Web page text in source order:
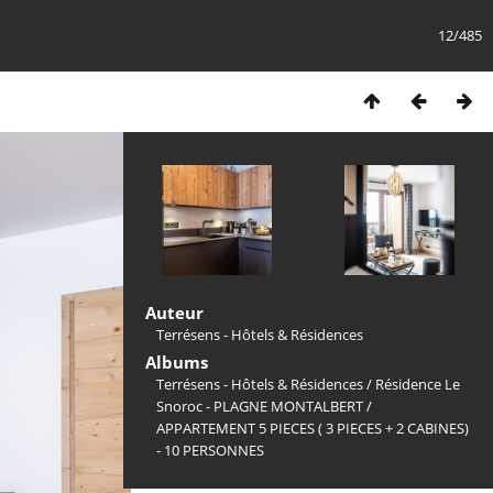
12/485
Auteur
Terrésens - Hôtels & Résidences
Albums
Terrésens - Hôtels & Résidences/ Résidence Le
Snoroc - PLAGNE MONTALBERT/
APPARTEMENT 5 PIECES ( 3 PIECES + 2 CABINES)
- 10 PERSONNES